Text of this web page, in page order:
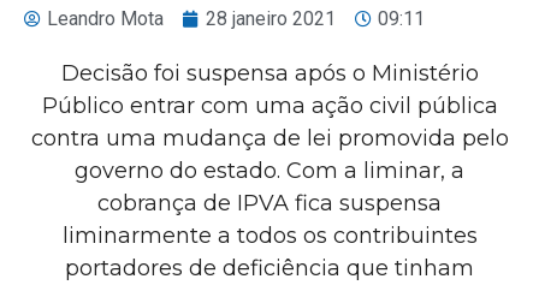
Leandro Mota 28 janeiro 2021 09:11
Decisão foi suspensa após o Ministério
Público entrar com uma ação civil pública
contra uma mudança de lei promovida pelo
governo do estado. Com a liminar, a
cobrança de IPVA fica suspensa
liminarmente a todos os contribuintes
portadores de deficiência que tinham